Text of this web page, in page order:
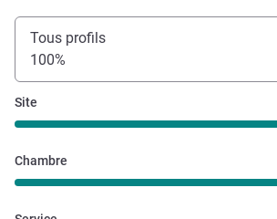
Tous profils
100%
Site
Chambre